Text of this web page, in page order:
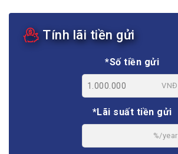
Tính lãi tiền gửi
*Số tiền gửi
VNĐ
*Lãi suất tiền gửi
%/year